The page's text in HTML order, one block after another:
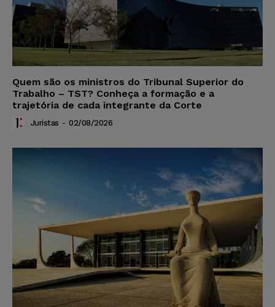
Quem são os ministros do Tribunal Superior do
Trabalho – TST? Conheça a formação e a
trajetória de cada integrante da Corte
Juristas - 02/08/2026